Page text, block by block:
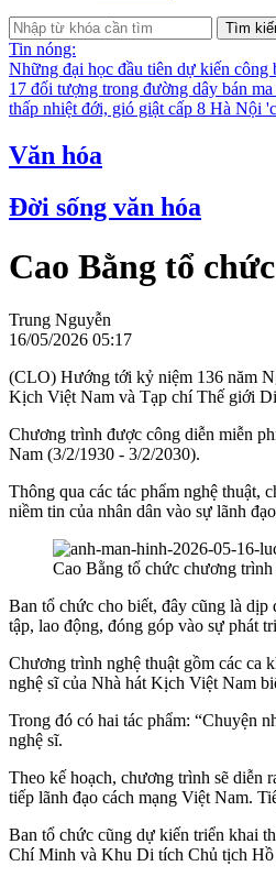
Tìm
Tin nóng:
Những đại học đầu tiên dự kiến công
17 đối tượng trong đường dây bán
thấp nhiệt đới, gió giật cấp 8 Hà Nội
Văn hóa
Đời sống văn hóa
Cao Bằng tổ
Trung Nguyễn
16/05/2026 05:17
(CLO) Hướng tới kỷ niệm 136 năm
Kịch Việt Nam và Tạp chí Thế giới
Chương trình được công diễn miễn
Nam (3/2/1930 - 3/2/2030).
Thông qua các tác phẩm nghệ thuật,
niềm tin của nhân dân vào sự lãnh
Cao Bằng tổ chức chương
Ban tổ chức cho biết, đây cũng là
tập, lao động, đóng góp vào sự phát
Chương trình nghệ thuật gồm các ca
nghệ sĩ của Nhà hát Kịch Việt Nam
Trong đó có hai tác phẩm: “Chuyện
nghệ sĩ.
Theo kế hoạch, chương trình sẽ diễn
tiếp lãnh đạo cách mạng Việt Nam.
Ban tổ chức cũng dự kiến triển khai
Chí Minh và Khu Di tích Chủ tịch